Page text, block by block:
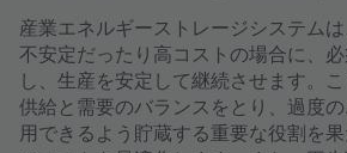
産業エネルギーストレージシステム
不安定だったり高コストの場合に、
し、生産を安定して継続させます。こ
供給と需要のバランスをとり、過度
用できるよう貯蔵する重要な役割を